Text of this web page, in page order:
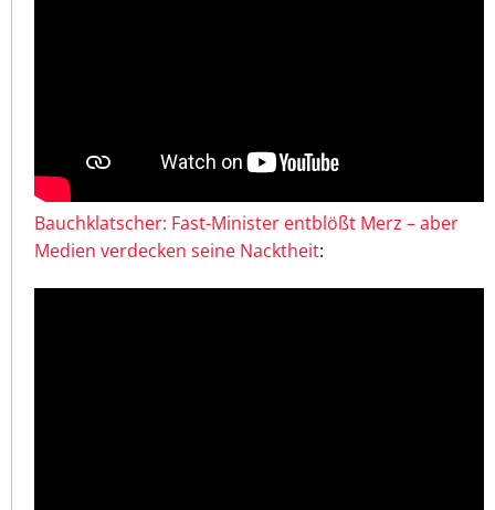
Bauchklatscher: Fast-Minister entblößt Merz – aber
Medien verdecken seine Nacktheit: